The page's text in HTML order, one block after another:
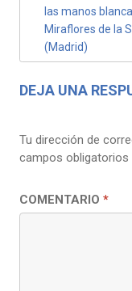
ENTRADAS
las manos
Miraflores de la
(Madrid)
DEJA UNA
Tu dirección de
campos
COMENTARIO *